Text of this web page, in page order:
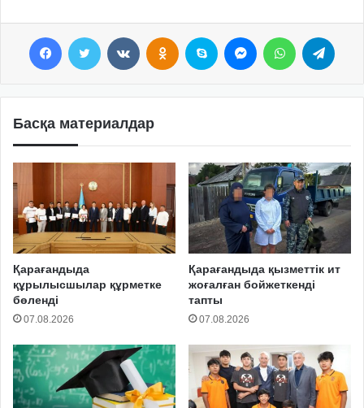
Басқа материалдар
Қарағандыда
құрылысшылар құрметке
бөленді
07.08.2026
Қарағандыда қызметтік ит
жоғалған бойжеткенді
тапты
07.08.2026